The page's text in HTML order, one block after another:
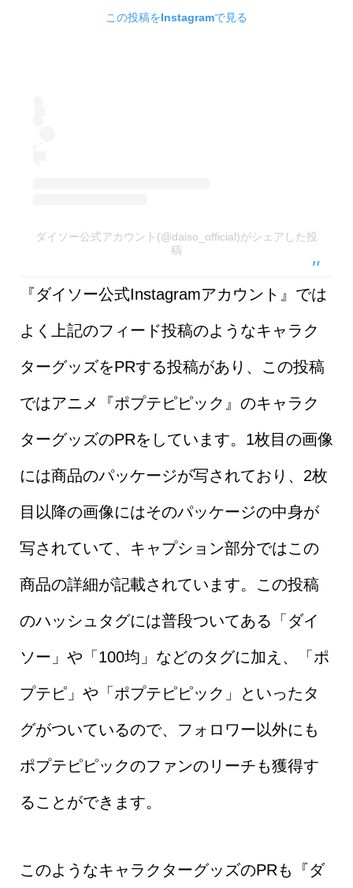
この投稿をInstagramで見る
ダイソー公式アカウント(@daiso_official)がシェアした投
稿
『ダイソー公式Instagramアカウント』では
よく上記のフィード投稿のようなキャラク
ターグッズをPRする投稿があり、この投稿
ではアニメ『ポプテピピック』のキャラク
ターグッズのPRをしています。1枚目の画像
には商品のパッケージが写されており、2枚
目以降の画像にはそのパッケージの中身が
写されていて、キャプション部分ではこの
商品の詳細が記載されています。この投稿
のハッシュタグには普段ついてある「ダイ
ソー」や「100均」などのタグに加え、「ポ
プテピ」や「ポプテピピック」といったタ
グがついているので、フォロワー以外にも
ポプテピピックのファンのリーチも獲得す
ることができます。
このようなキャラクターグッズのPRも『ダ